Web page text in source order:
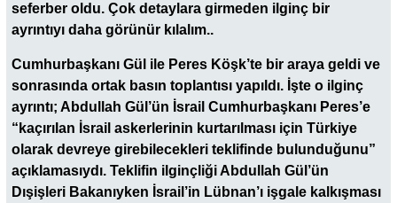
seferber oldu. Çok detaylara girmeden ilginç bir
ayrıntıyı daha görünür kılalım..
Cumhurbaşkanı Gül ile Peres Köşk’te bir araya geldi ve
sonrasında ortak basın toplantısı yapıldı. İşte o ilginç
ayrıntı; Abdullah Gül’ün İsrail Cumhurbaşkanı Peres’e
“kaçırılan İsrail askerlerinin kurtarılması için Türkiye
olarak devreye girebilecekleri teklifinde bulunduğunu”
açıklamasıydı. Teklifin ilginçliği Abdullah Gül’ün
Dışişleri Bakanıyken İsrail’in Lübnan’ı işgale kalkışması